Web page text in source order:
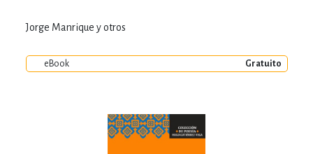
Jorge Manrique y otros
eBook Gratuito